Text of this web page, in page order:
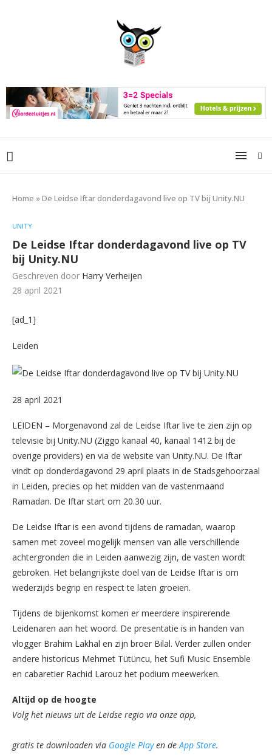
Home »De Leidse Iftar donderdagavond live op TV bij Unity.NU
UNITY
De Leidse Iftar donderdagavond live op TV
bij Unity.NU
Geschreven door Harry Verheijen
28 april 2021
[ad_1]
Leiden
28 april 2021
LEIDEN – Morgenavond zal de Leidse Iftar live te zien zijn op
televisie bij Unity.NU (Ziggo kanaal 40, kanaal 1412 bij de
overige providers) en via de website van Unity.NU. De Iftar
vindt op donderdagavond 29 april plaats in de Stadsgehoorzaal
in Leiden, precies op het midden van de vastenmaand
Ramadan. De Iftar start om 20.30 uur.
De Leidse Iftar is een avond tijdens de ramadan, waarop
samen met zoveel mogelijk mensen van alle verschillende
achtergronden die in Leiden aanwezig zijn, de vasten wordt
gebroken. Het belangrijkste doel van de Leidse Iftar is om
wederzijds begrip en respect te laten groeien.
Tijdens de bijenkomst komen er meerdere inspirerende
Leidenaren aan het woord. De presentatie is in handen van
vlogger Brahim Lakhal en zijn broer Bilal. Verder zullen onder
andere historicus Mehmet Tütüncu, het Sufi Music Ensemble
en cabaretier Rachid Larouz het podium meewerken.
Altijd op de hoogte
Volg het nieuws uit de Leidse regio via onze app,
gratis te downloaden via Google Playen deApp Store.